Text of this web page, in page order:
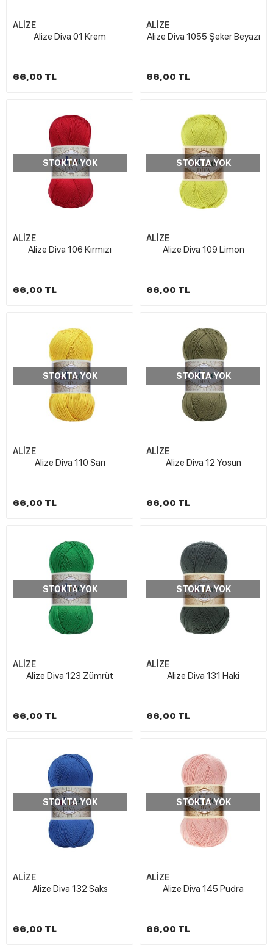
ALİZE
Alize Diva 01 Krem
66,00 TL
ALİZE
Alize Diva 1055 Şeker Beyazı
66,00 TL
STOKTA YOK
ALİZE
Alize Diva 106 Kırmızı
66,00 TL
STOKTA YOK
ALİZE
Alize Diva 109 Limon
66,00 TL
STOKTA YOK
ALİZE
Alize Diva 110 Sarı
66,00 TL
STOKTA YOK
ALİZE
Alize Diva 12 Yosun
66,00 TL
STOKTA YOK
ALİZE
Alize Diva 123 Zümrüt
66,00 TL
STOKTA YOK
ALİZE
Alize Diva 131 Haki
66,00 TL
STOKTA YOK
ALİZE
Alize Diva 132 Saks
66,00 TL
STOKTA YOK
ALİZE
Alize Diva 145 Pudra
66,00 TL